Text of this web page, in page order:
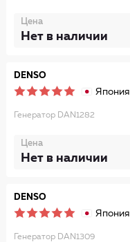
Цена
Нет в наличии
DENSO
Япония
Генератор DAN1282
Цена
Нет в наличии
DENSO
Япония
Генератор DAN1309